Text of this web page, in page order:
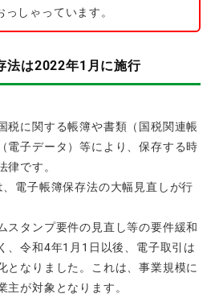
しゃっています。
法は2022年1月に施行
税に関する帳簿や書類（国税関連帳
電子データ）等により、保存する時
律です。
電子帳簿保存法の大幅見直しが行
スタンプ要件の見直し等の要件緩和
、令和4年1月1日以後、電子取引は
となりました。これは、事業規模に
主が対象となります。